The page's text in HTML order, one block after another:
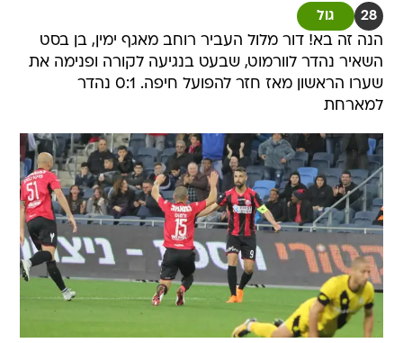
28 גול
הנה זה בא! דור מלול העביר רוחב מאגף ימין, בן בסט
השאיר נהדר לוורמוט, שבעט בנגיעה לקורה ופנימה את
שערו הראשון מאז חזר להפועל חיפה. 0:1 נהדר
למארחת